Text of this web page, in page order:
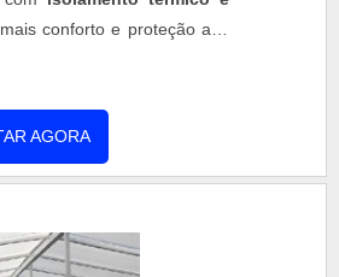
conforto e proteção aos
AGORA